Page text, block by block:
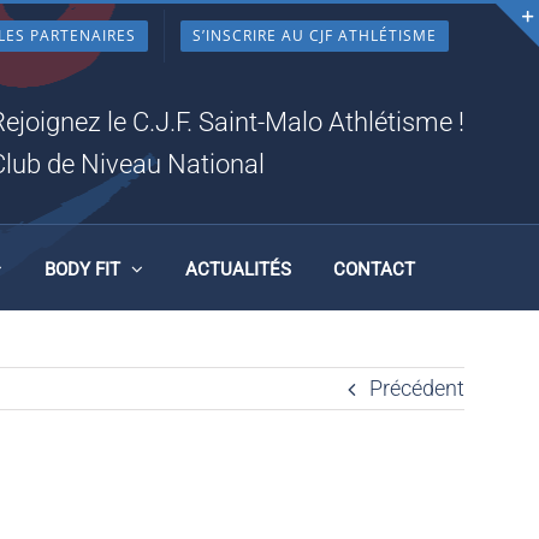
LES PARTENAIRES S’INSCRIRE AU CJF ATHLÉTISME
le C.J.F. Saint-Malo Athlétisme !
de Niveau National
BODY FIT ACTUALITÉS CONTACT
Précédent